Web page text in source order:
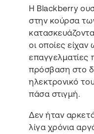
H Blackberry
στην κούρσα
οι οποίες
επαγγελματίες
πρόσβαση στο
ηλεκτρονικό
πάσα στιγμή.
Δεν ήταν
λίγα χρόνια